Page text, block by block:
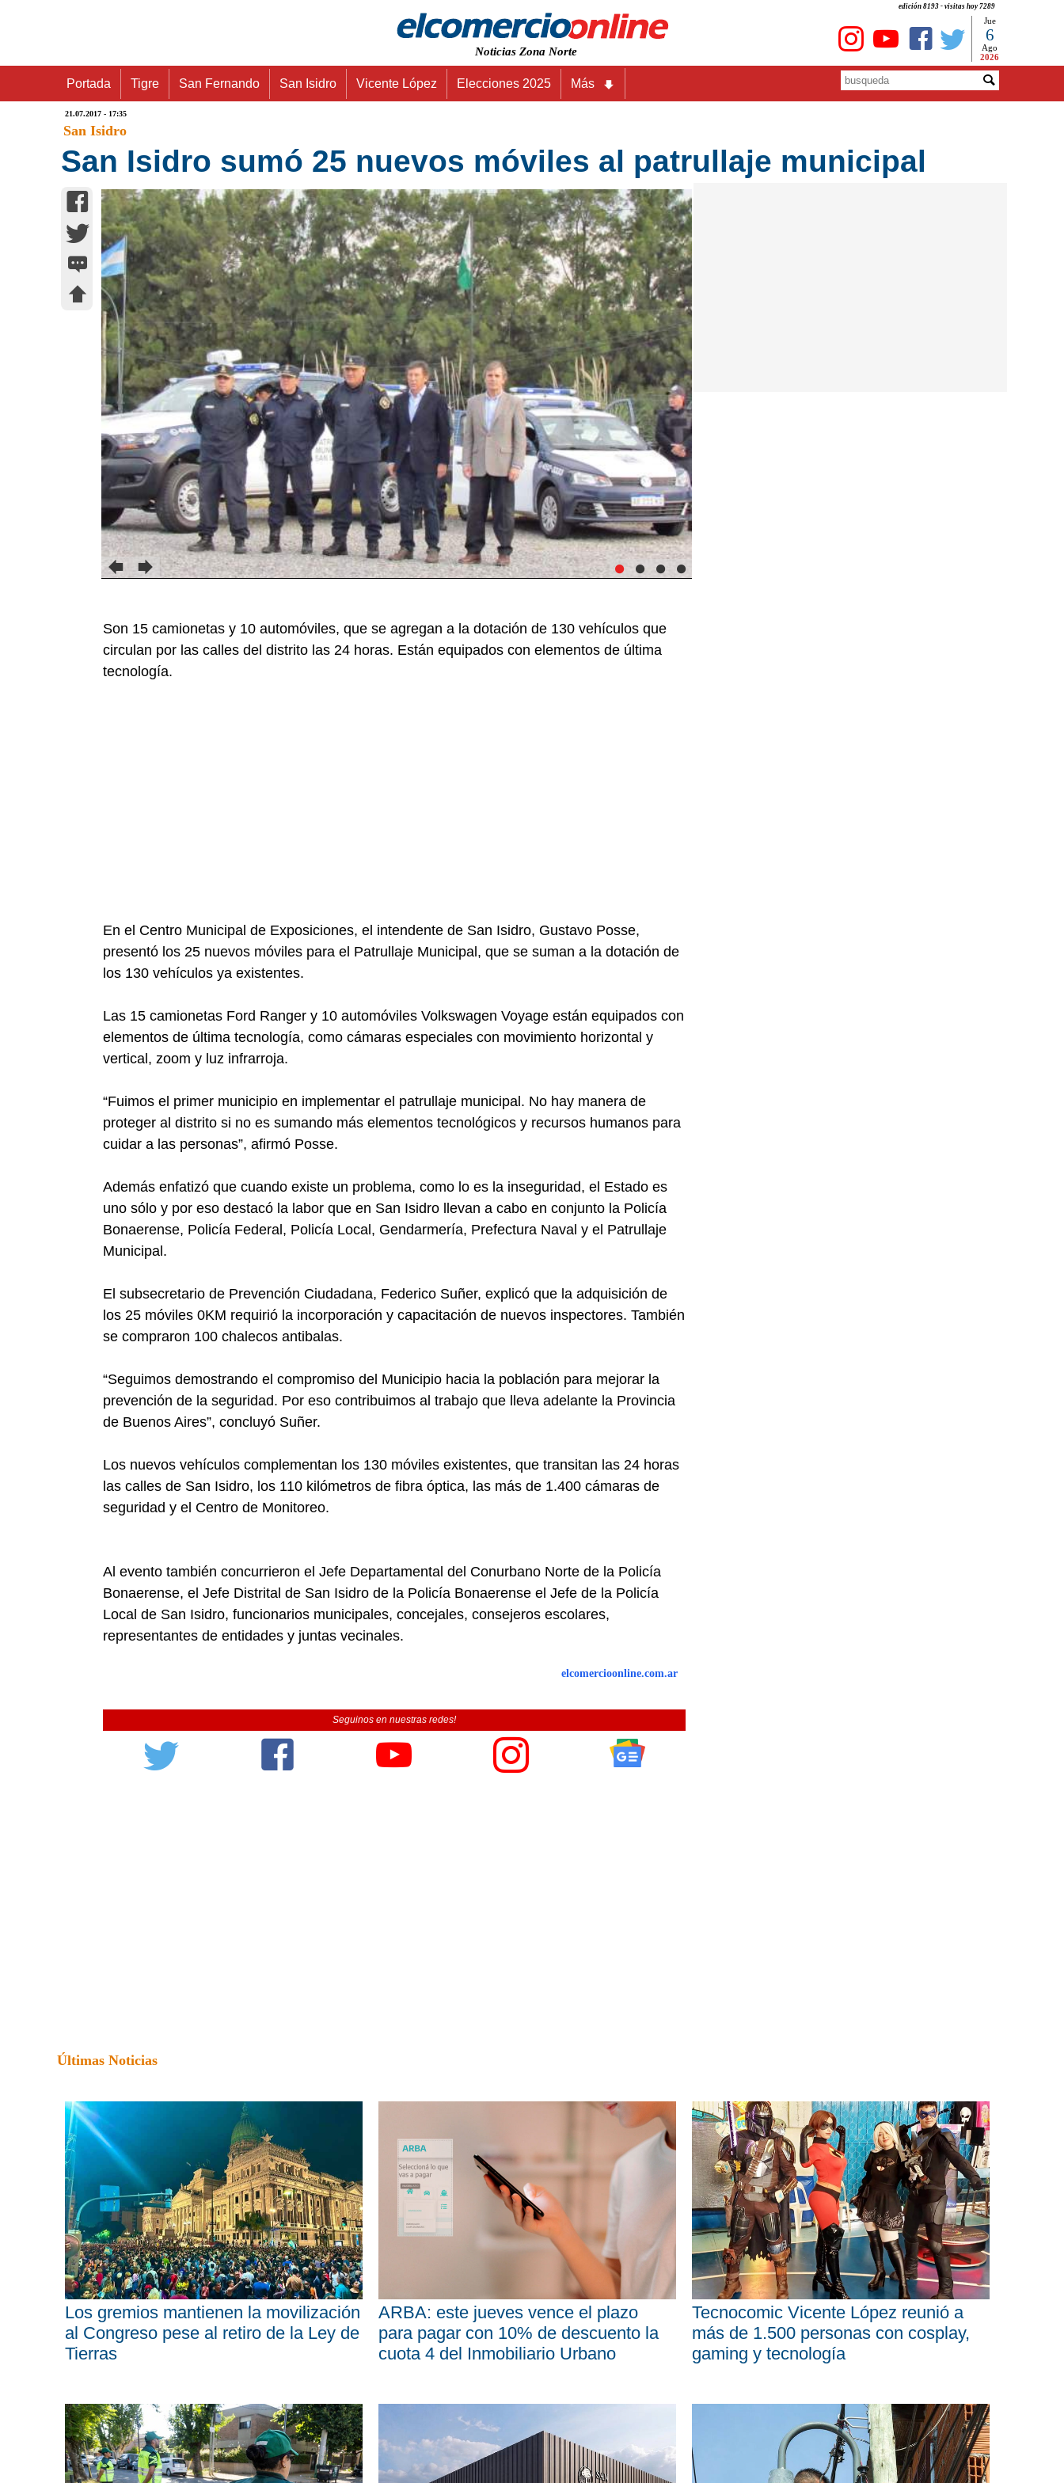
edición 8193 - visitas hoy 7289
Noticias Zona Norte
Jue
6
Ago
2026
Portada Tigre San Fernando San Isidro Vicente López Elecciones 2025 Más
21.07.2017 - 17:35
San Isidro
San Isidro sumó 25 nuevos móviles al patrullaje municipal
Son 15 camionetas y 10 automóviles, que se agregan a la dotación de 130 vehículos que
circulan por las calles del distrito las 24 horas. Están equipados con elementos de última
tecnología.
En el Centro Municipal de Exposiciones, el intendente de San Isidro, Gustavo Posse,
presentó los 25 nuevos móviles para el Patrullaje Municipal, que se suman a la dotación de
los 130 vehículos ya existentes.
Las 15 camionetas Ford Ranger y 10 automóviles Volkswagen Voyage están equipados con
elementos de última tecnología, como cámaras especiales con movimiento horizontal y
vertical, zoom y luz infrarroja.
“Fuimos el primer municipio en implementar el patrullaje municipal. No hay manera de
proteger al distrito si no es sumando más elementos tecnológicos y recursos humanos para
cuidar a las personas”, afirmó Posse.
Además enfatizó que cuando existe un problema, como lo es la inseguridad, el Estado es
uno sólo y por eso destacó la labor que en San Isidro llevan a cabo en conjunto la Policía
Bonaerense, Policía Federal, Policía Local, Gendarmería, Prefectura Naval y el Patrullaje
Municipal.
El subsecretario de Prevención Ciudadana, Federico Suñer, explicó que la adquisición de
los 25 móviles 0KM requirió la incorporación y capacitación de nuevos inspectores. También
se compraron 100 chalecos antibalas.
“Seguimos demostrando el compromiso del Municipio hacia la población para mejorar la
prevención de la seguridad. Por eso contribuimos al trabajo que lleva adelante la Provincia
de Buenos Aires”, concluyó Suñer.
Los nuevos vehículos complementan los 130 móviles existentes, que transitan las 24 horas
las calles de San Isidro, los 110 kilómetros de fibra óptica, las más de 1.400 cámaras de
seguridad y el Centro de Monitoreo.
Al evento también concurrieron el Jefe Departamental del Conurbano Norte de la Policía
Bonaerense, el Jefe Distrital de San Isidro de la Policía Bonaerense el Jefe de la Policía
Local de San Isidro, funcionarios municipales, concejales, consejeros escolares,
representantes de entidades y juntas vecinales.
elcomercioonline.com.ar
Seguinos en nuestras redes!
Últimas Noticias
Los gremios mantienen la movilización
al Congreso pese al retiro de la Ley de
Tierras
ARBA: este jueves vence el plazo
para pagar con 10% de descuento la
cuota 4 del Inmobiliario Urbano
Tecnocomic Vicente López reunió a
más de 1.500 personas con cosplay,
gaming y tecnología